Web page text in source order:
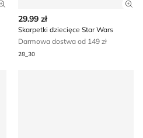
Zobacz szczegóły produktu
29.99 zł
Skarpetki dziecięce Star Wars
Darmowa dostwa od 149 zł
28_30